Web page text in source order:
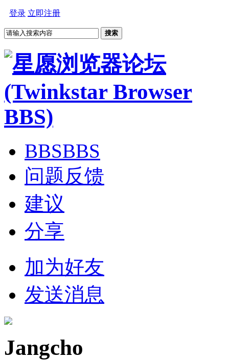
登录 立即注册
搜索
BBSBBS
问题反馈
建议
分享
加为好友
发送消息
Jangcho